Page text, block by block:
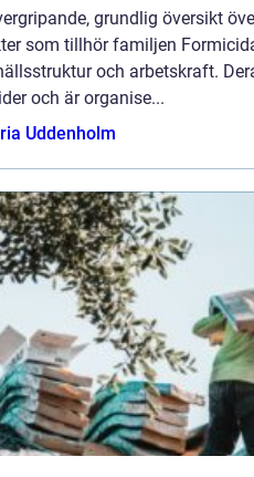
grundlig översikt
som tillhör familjen
och arbetskraft.
och är organise...
Uddenholm